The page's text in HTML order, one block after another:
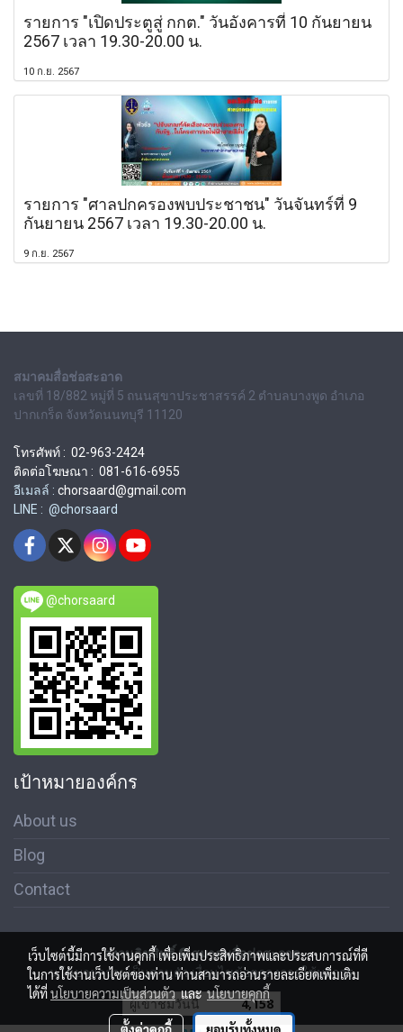
รายการ "เปิดประตูสู่ กกต." วันอังคารที่ 10 กันยายน
2567 เวลา 19.30-20.00 น.
10 ก.ย. 2567
รายการ "ศาลปกครองพบประชาชน" วันจันทร์ที่ 9
กันยายน 2567 เวลา 19.30-20.00 น.
9 ก.ย. 2567
สมาคมสื่อช่อสะอาด
เลขที่ 18/882 หมู่ที่ 5 ถนนสุขาประชาสรรค์ 2 ตำบลบางพูด อำเภอ
ปากเกร็ด จังหวัดนนทบุรี 11120
โทรศัพท์ : 02-963-2424
ติดต่อโฆษณา : 081-616-6955
อีเมลล์ : chorsaard@gmail.com
LINE : @chorsaard
@chorsaard
เป้าหมายองค์กร
About us
Blog
Contact
สงวนลิขสิทธิ์ © สมาคมสื่อช่อสะอาด
นโนบายความเป็นส่วนตัว เงื่อนไขข้อตกลงการใช้บริการ
ผู้เข้าชมวันนี้ 4,158
เว็บไซต์นี้มีการใช้งานคุกกี้ เพื่อเพิ่มประสิทธิภาพและประสบการณ์ที่ดี
ในการใช้งานเว็บไซต์ของท่าน ท่านสามารถอ่านรายละเอียดเพิ่มเติม
ได้ที่นโยบายความเป็นส่วนตัวและนโยบายคุกกี้